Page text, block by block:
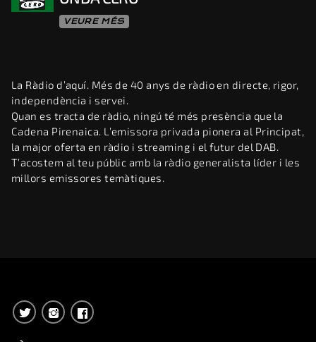
VEURE MÉS
La Ràdio d’aquí. Més de 40 anys de ràdio en directe, rigor,
independència i servei.
Quan es tracta de ràdio, ningú té més presència que la
Cadena Pirenaica. L’emissora privada pionera al Principat,
la major oferta en ràdio i streaming i el futur del DAB.
T’acostem al teu públic amb la ràdio generalista líder i les
millors emissores temàtiques.